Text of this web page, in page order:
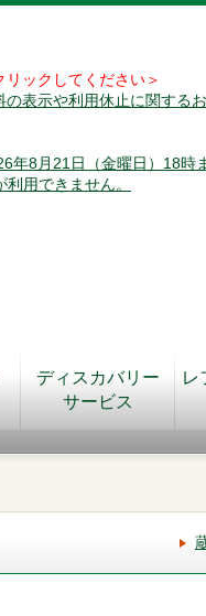
ックしてください＞
の表示や利用休止に関する
年8月21日（金曜日）18時
用できません。
ディスカバリー
サービス
レ